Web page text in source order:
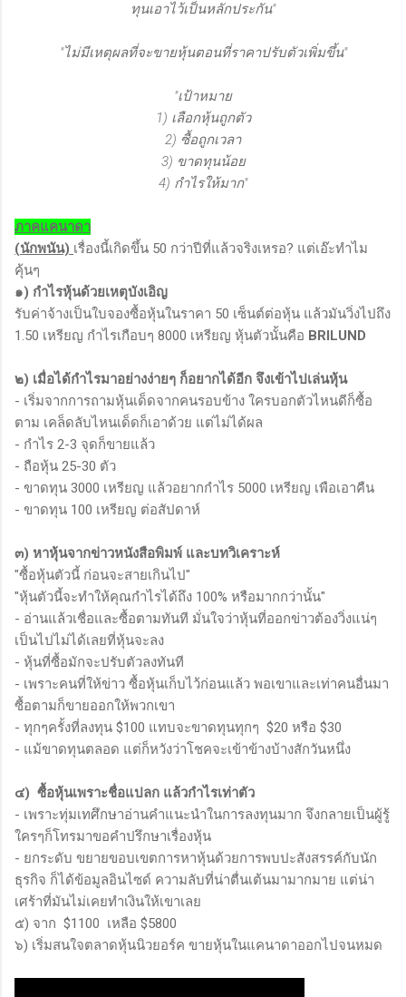
ทุนเอาไว้เป็นหลักประกัน"
"ไม่มีเหตุผลที่จะขายหุ้นตอนที่ราคาปรับตัวเพิ่มขึ้น"
"เป้าหมาย
1) เลือกหุ้นถูกตัว
2) ซื้อถูกเวลา
3) ขาดทุนน้อย
4) กำไรให้มาก"
ภาคแคนาดา
(นักพนัน) เรื่องนี้เกิดขึ้น 50 กว่าปีที่แล้วจริงเหรอ? แต่เอ๊ะทำไม
คุ้นๆ
๑) กำไรหุ้นด้วยเหตุบังเอิญ
รับค่าจ้างเป็นใบจองซื้อหุ้นในราคา 50 เซ็นต์ต่อหุ้น แล้วมันวิ่งไปถึง
1.50 เหรียญ กำไรเกือบๆ 8000 เหรียญ หุ้นตัวนั้นคือ BRILUND
๒) เมื่อได้กำไรมาอย่างง่ายๆ ก็อยากได้อีก จึงเข้าไปเล่นหุ้น
- เริ่มจากการถามหุ้นเด็ดจากคนรอบข้าง ใครบอกตัวไหนดีก็ซื้อ
ตาม เคล็ดลับไหนเด็ดก็เอาด้วย แต่ไม่ได้ผล
- กำไร 2-3 จุดก็ขายแล้ว
- ถือหุ้น 25-30 ตัว
- ขาดทุน 3000 เหรียญ แล้วอยากกำไร 5000 เหรียญ เพือเอาคืน
- ขาดทุน 100 เหรียญ ต่อสัปดาห์
๓) หาหุ้นจากข่าวหนังสือพิมพ์ และบทวิเคราะห์
"ซื้อหุ้นตัวนี้ ก่อนจะสายเกินไป"
"หุ้นตัวนี้จะทำให้คุณกำไรได้ถึง 100% หรือมากกว่านั้น"
- อ่านแล้วเชื่อและซื้อตามทันที มั่นใจว่าหุ้นที่ออกข่าวต้องวิ่งแน่ๆ
เป็นไปไม่ได้เลยที่หุ้นจะลง
- หุ้นที่ซื้อมักจะปรับตัวลงทันที
- เพราะคนที่ให้ข่าว ซื้อหุ้นเก็บไว้ก่อนแล้ว พอเขาและเท่าคนอื่นมา
ซื้อตามก็ขายออกให้พวกเขา
- ทุกๆครั้งที่ลงทุน $100 แทบจะขาดทุนทุกๆ $20 หรือ $30
- แม้ขาดทุนตลอด แต่ก็หวังว่าโชคจะเข้าข้างบ้างสักวันหนึ่ง
๔) ซื้อหุ้นเพราะชื่อแปลก แล้วกำไรเท่าตัว
- เพราะทุ่มเทศึกษาอ่านคำแนะนำในการลงทุนมาก จึงกลายเป็นผู้รู้
ใครๆก็โทรมาขอคำปรึกษาเรื่องหุ้น
- ยกระดับ ขยายขอบเขตการหาหุ้นด้วยการพบปะสังสรรค์กับนัก
ธุรกิจ ก็ได้ข้อมูลอินไซด์ ความลับที่น่าตื่นเต้นมามากมาย แต่น่า
เศร้าที่มันไม่เคยทำเงินให้เขาเลย
๕) จาก $1100 เหลือ $5800
๖) เริ่มสนใจตลาดหุ้นนิวยอร์ค ขายหุ้นในแคนาดาออกไปจนหมด